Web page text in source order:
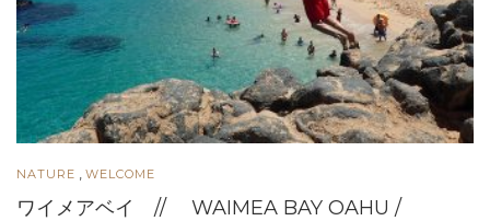
NATURE WELCOME
ワイメアベイ // WAIMEA BAY OAHU /